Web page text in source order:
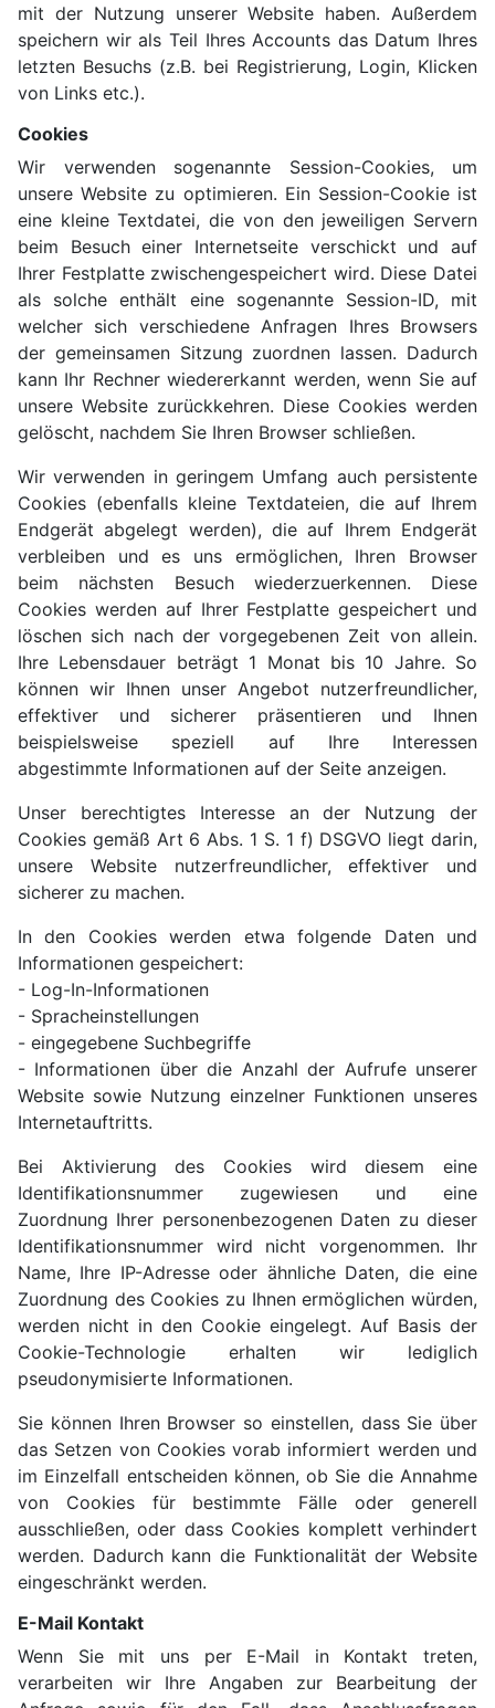
mit der Nutzung unserer Website haben. Außerdem
speichern wir als Teil Ihres Accounts das Datum Ihres
letzten Besuchs (z.B. bei Registrierung, Login, Klicken
von Links etc.).
Cookies
Wir verwenden sogenannte Session-Cookies, um
unsere Website zu optimieren. Ein Session-Cookie ist
eine kleine Textdatei, die von den jeweiligen Servern
beim Besuch einer Internetseite verschickt und auf
Ihrer Festplatte zwischengespeichert wird. Diese Datei
als solche enthält eine sogenannte Session-ID, mit
welcher sich verschiedene Anfragen Ihres Browsers
der gemeinsamen Sitzung zuordnen lassen. Dadurch
kann Ihr Rechner wiedererkannt werden, wenn Sie auf
unsere Website zurückkehren. Diese Cookies werden
gelöscht, nachdem Sie Ihren Browser schließen.
Wir verwenden in geringem Umfang auch persistente
Cookies (ebenfalls kleine Textdateien, die auf Ihrem
Endgerät abgelegt werden), die auf Ihrem Endgerät
verbleiben und es uns ermöglichen, Ihren Browser
beim nächsten Besuch wiederzuerkennen. Diese
Cookies werden auf Ihrer Festplatte gespeichert und
löschen sich nach der vorgegebenen Zeit von allein.
Ihre Lebensdauer beträgt 1 Monat bis 10 Jahre. So
können wir Ihnen unser Angebot nutzerfreundlicher,
effektiver und sicherer präsentieren und Ihnen
beispielsweise speziell auf Ihre Interessen
abgestimmte Informationen auf der Seite anzeigen.
Unser berechtigtes Interesse an der Nutzung der
Cookies gemäß Art 6 Abs. 1 S. 1 f) DSGVO liegt darin,
unsere Website nutzerfreundlicher, effektiver und
sicherer zu machen.
In den Cookies werden etwa folgende Daten und
Informationen gespeichert:
- Log-In-Informationen
- Spracheinstellungen
- eingegebene Suchbegriffe
- Informationen über die Anzahl der Aufrufe unserer
Website sowie Nutzung einzelner Funktionen unseres
Internetauftritts.
Bei Aktivierung des Cookies wird diesem eine
Identifikationsnummer zugewiesen und eine
Zuordnung Ihrer personenbezogenen Daten zu dieser
Identifikationsnummer wird nicht vorgenommen. Ihr
Name, Ihre IP-Adresse oder ähnliche Daten, die eine
Zuordnung des Cookies zu Ihnen ermöglichen würden,
werden nicht in den Cookie eingelegt. Auf Basis der
Cookie-Technologie erhalten wir lediglich
pseudonymisierte Informationen.
Sie können Ihren Browser so einstellen, dass Sie über
das Setzen von Cookies vorab informiert werden und
im Einzelfall entscheiden können, ob Sie die Annahme
von Cookies für bestimmte Fälle oder generell
ausschließen, oder dass Cookies komplett verhindert
werden. Dadurch kann die Funktionalität der Website
eingeschränkt werden.
E-Mail Kontakt
Wenn Sie mit uns per E-Mail in Kontakt treten,
verarbeiten wir Ihre Angaben zur Bearbeitung der